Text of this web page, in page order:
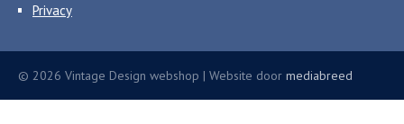
Privacy
© 2026 Vintage Design webshop | Website door mediabreed